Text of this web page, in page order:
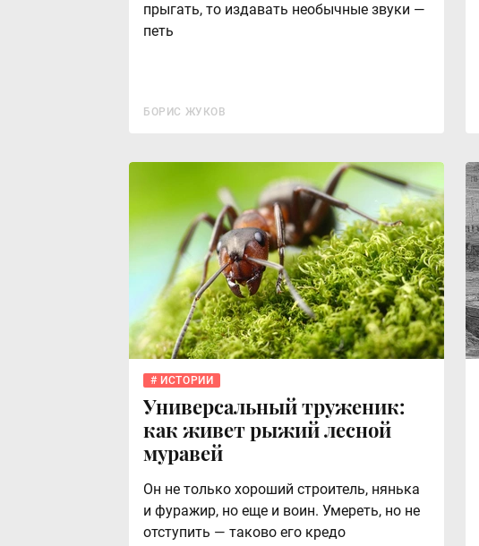
прыгать, то издавать необычные звуки —
петь
БОРИС ЖУКОВ
ИСТОРИИ
Универсальный труженик:
как живет рыжий лесной
муравей
Он не только хороший строитель, нянька
и фуражир, но еще и воин. Умереть, но не
отступить — таково его кредо